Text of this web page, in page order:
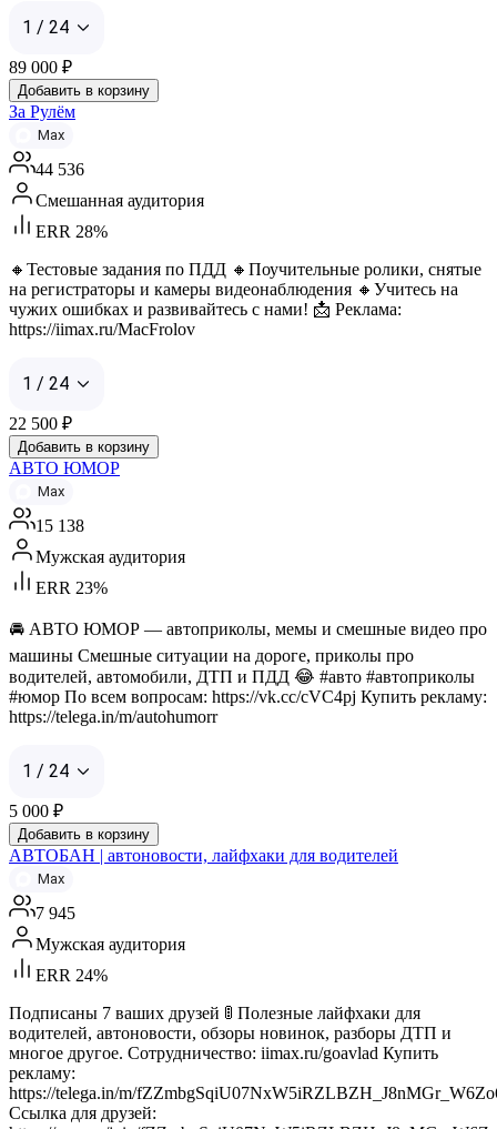
1 / 24
89 000 ₽
Добавить в корзину
За Рулём
Max
44 536
Смешанная аудитория
ERR 28%
🔸Тестовые задания по ПДД 🔸Поучительные ролики, снятые
на регистраторы и камеры видеонаблюдения 🔸Учитесь на
чужих ошибках и развивайтесь с нами! 📩 Реклама:
https://iimax.ru/MacFrolov
1 / 24
22 500 ₽
Добавить в корзину
АВТО ЮМОР
Max
15 138
Мужская аудитория
ERR 23%
🚘 АВТО ЮМОР — автоприколы, мемы и смешные видео про
машины Смешные ситуации на дороге, приколы про
водителей, автомобили, ДТП и ПДД 😂 #авто #автоприколы
#юмор По всем вопросам: https://vk.cc/cVC4pj Купить рекламу:
https://telega.in/m/autohumorr
1 / 24
5 000 ₽
Добавить в корзину
АВТОБАН | автоновости, лайфхаки для водителей
Max
7 945
Мужская аудитория
ERR 24%
Подписаны 7 ваших друзей 🚦 Полезные лайфхаки для
водителей, автоновости, обзоры новинок, разборы ДТП и
многое другое. Сотрудничество: iimax.ru/goavlad Купить
рекламу:
https://telega.in/m/
Ссылка для друзей: